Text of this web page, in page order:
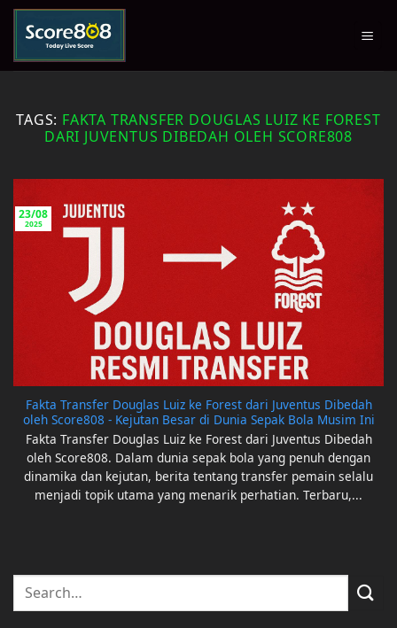
Skip
content
TAGS: FAKTA TRANSFER DOUGLAS LUIZ KE FOREST
DARI JUVENTUS DIBEDAH OLEH SCORE808
Fakta Transfer Douglas Luiz ke Forest dari Juventus Dibedah
oleh Score808 - Kejutan Besar di Dunia Sepak Bola Musim Ini
Fakta Transfer Douglas Luiz ke Forest dari Juventus Dibedah
oleh Score808. Dalam dunia sepak bola yang penuh dengan
dinamika dan kejutan, berita tentang transfer pemain selalu
menjadi topik utama yang menarik perhatian. Terbaru,...
23/08
2025